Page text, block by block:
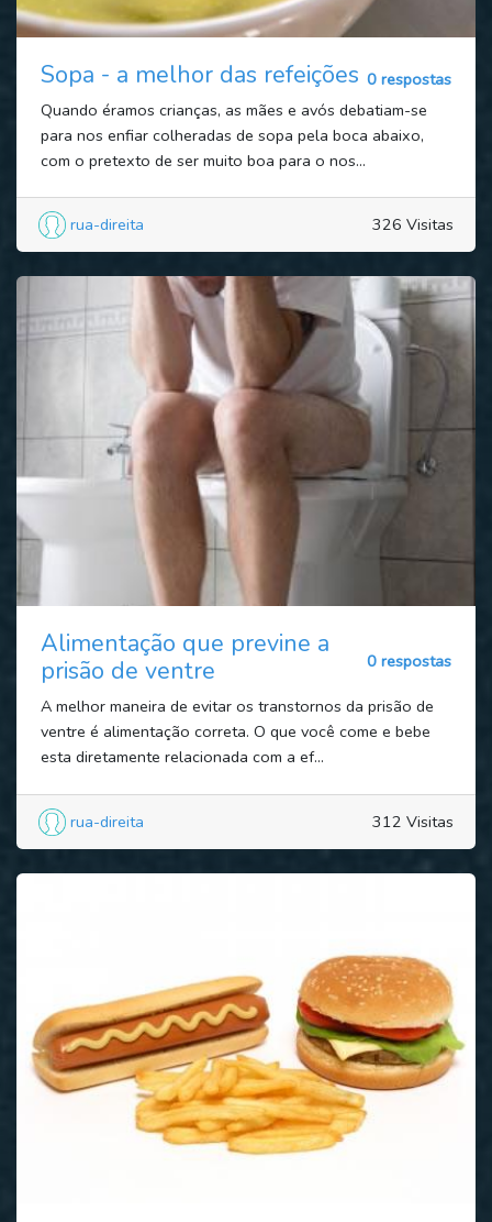
Sopa - a melhor das refeições 0 respostas
Quando éramos crianças, as mães e avós debatiam-se
para nos enfiar colheradas de sopa pela boca abaixo,
com o pretexto de ser muito boa para o nos...
rua-direita 326 Visitas
Alimentação que previne a
prisão de ventre
0 respostas
A melhor maneira de evitar os transtornos da prisão de
ventre é alimentação correta. O que você come e bebe
esta diretamente relacionada com a ef...
rua-direita 312 Visitas